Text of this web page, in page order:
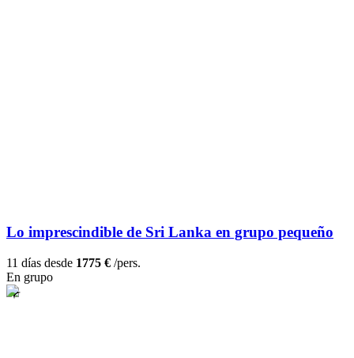
Lo imprescindible de Sri Lanka en grupo pequeño
11 días desde 1775 € /pers.
En grupo